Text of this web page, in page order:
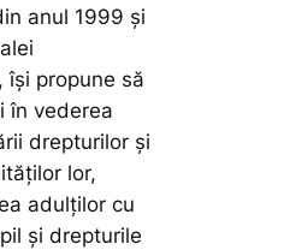
anul 1999 și
își propune să
în vederea
drepturilor și
lor,
adulților cu
și drepturile